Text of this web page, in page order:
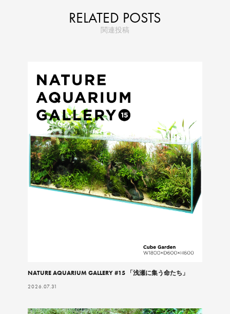
RELATED POSTS
関連投稿
NATURE AQUARIUM GALLERY #15 「浅瀬に集う命たち」
2026.07.31